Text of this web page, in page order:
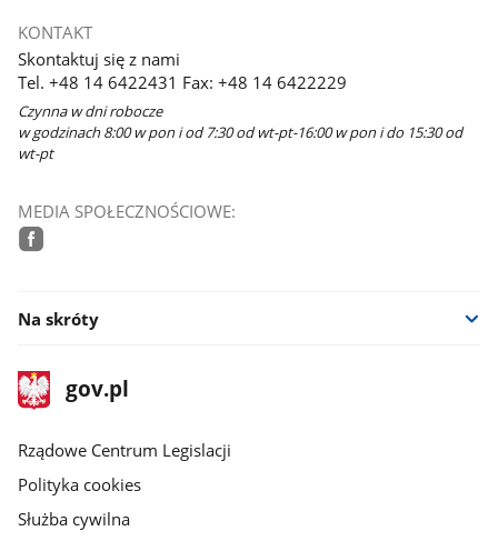
KONTAKT
Skontaktuj się z nami
Tel. +48 14 6422431 Fax: +48 14 6422229
Czynna w dni robocze
w godzinach 8:00 w pon i od 7:30 od wt-pt-16:00 w pon i do 15:30 od
wt-pt
MEDIA SPOŁECZNOŚCIOWE:
Na skróty
stopka
gov.plStrona
gov.pl
Rządowe Centrum Legislacji
Polityka cookies
Służba cywilna